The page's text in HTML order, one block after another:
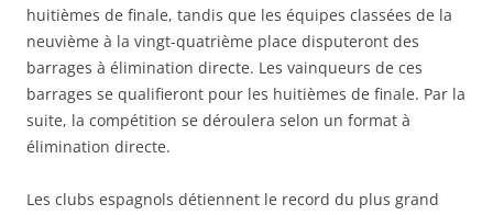
huitièmes de finale, tandis que les équipes classées de la
neuvième à la vingt-quatrième place disputeront des
barrages à élimination directe. Les vainqueurs de ces
barrages se qualifieront pour les huitièmes de finale. Par la
suite, la compétition se déroulera selon un format à
élimination directe.
Les clubs espagnols détiennent le record du plus grand